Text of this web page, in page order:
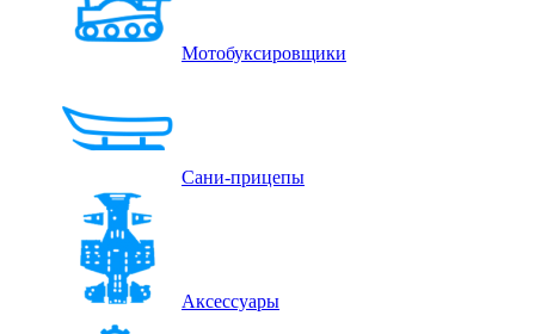
Мотобуксировщики
Сани-прицепы
Аксессуары